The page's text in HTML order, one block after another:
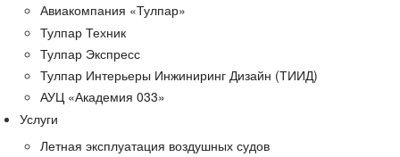
Авиакомпания «Тулпар»
Тулпар Техник
Тулпар Экспресс
Тулпар Интерьеры Инжиниринг Дизайн (ТИИД)
АУЦ «Академия 033»
Услуги
Летная эксплуатация воздушных судов